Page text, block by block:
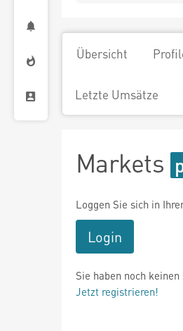
Übersicht
Letzte Umsätze
Markets
Loggen Sie sich in
Login
Sie haben noch
Jetzt registrieren!